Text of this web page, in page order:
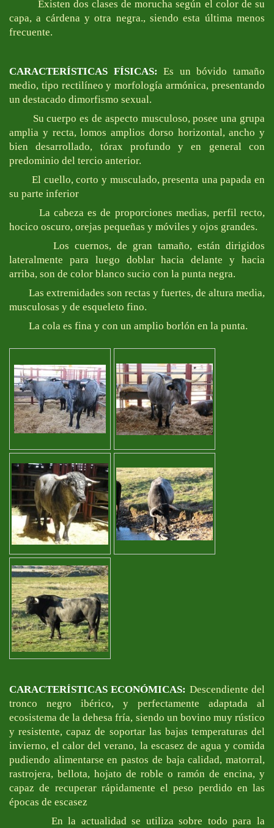
Existen dos clases de morucha según el color de su
capa, a cárdena y otra negra., siendo esta última menos
frecuente.
CARACTERÍSTICAS FÍSICAS: Es un bóvido tamaño
medio, tipo rectilíneo y morfología armónica, presentando
un destacado dimorfismo sexual.
Su cuerpo es de aspecto musculoso, posee una grupa
amplia y recta, lomos amplios dorso horizontal, ancho y
bien desarrollado, tórax profundo y en general con
predominio del tercio anterior.
El cuello, corto y musculado, presenta una papada en
su parte inferior
La cabeza es de proporciones medias, perfil recto,
hocico oscuro, orejas pequeñas y móviles y ojos grandes.
Los cuernos, de gran tamaño, están dirigidos
lateralmente para luego doblar hacia delante y hacia
arriba, son de color blanco sucio con la punta negra.
Las extremidades son rectas y fuertes, de altura media,
musculosas y de esqueleto fino.
La cola es fina y con un amplio borlón en la punta.
CARACTERÍSTICAS ECONÓMICAS: Descendiente del
tronco negro ibérico, y perfectamente adaptada al
ecosistema de la dehesa fría, siendo un bovino muy rústico
y resistente, capaz de soportar las bajas temperaturas del
invierno, el calor del verano, la escasez de agua y comida
pudiendo alimentarse en pastos de baja calidad, matorral,
rastrojera, bellota, hojato de roble o ramón de encina, y
capaz de recuperar rápidamente el peso perdido en las
épocas de escasez
En la actualidad se utiliza sobre todo para la